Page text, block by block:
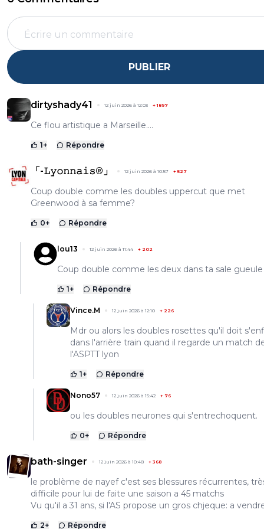
PUBLIER
dirtyshady41 12 juin 2026 à 12:03 +1897
Ce flou artistique a Marseille....
1+ Répondre
「-𝙻𝚢𝚘𝚗𝚗𝚊𝚒𝚜®」 12 juin 2026 à 10:57 +527
Coup double comme les doubles uppercut que met
Greenwood à sa femme?
0+ Répondre
lou13 12 juin 2026 à 11:44 + 202
Coup double comme les deux dans ta sale gueule
1+ Répondre
Vince.M 12 juin 2026 à 12:10 + 226
Mdr ou alors les doubles rosettes qu'il doit
dans l'arrière train quand il regarde un match
l'ASPTT lyon
1+ Répondre
Nono57 12 juin 2026 à 15:42 + 76
ou les doubles neurones qui s'entrechoquent.
0+ Répondre
bath-singer 12 juin 2026 à 10:48 + 368
le problème de nayef c'est ses blessures récurrentes,
difficile pour lui de faite une saison a 45 matchs
Vu qu'il a 31 ans, si l'AS propose un gros chjeque: a
2+ Répondre